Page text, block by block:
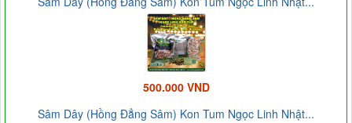
500.000 VND
Sâm Dây (Hồng Đẳng Sâm) Kon Tum Ngọc Linh Nhật...